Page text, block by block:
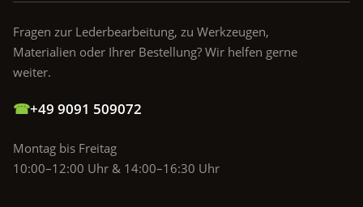
Fragen zur Lederbearbeitung, zu Werkzeugen,
Materialien oder Ihrer Bestellung? Wir helfen gerne
weiter.
☎+49 9091 509072
Montag bis Freitag
10:00–12:00 Uhr & 14:00–16:30 Uhr